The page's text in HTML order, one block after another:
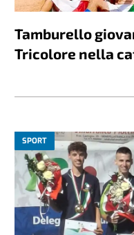
Tamburello
Tricolore nella
SPORT